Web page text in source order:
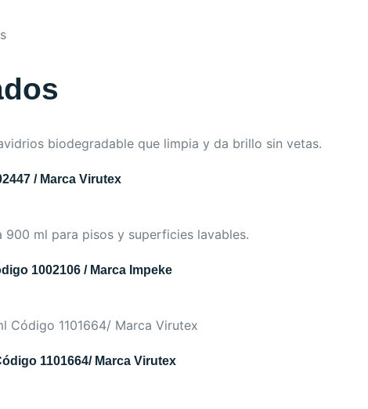
/ Marca Virutex
1002106 / Marca Impeke
1101664/ Marca Virutex